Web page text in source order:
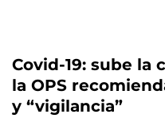
Covid-19: sube la
la OPS
y “vigilancia”